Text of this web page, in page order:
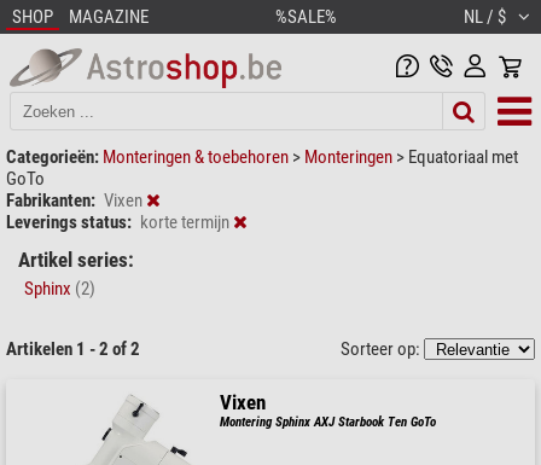
SHOP MAGAZINE %SALE% NL / $
Categorieën: Monteringen & toebehoren > Monteringen > Equatoriaal met
GoTo
Fabrikanten: Vixen
Leverings status: korte termijn
Artikel series:
Sphinx (2)
Artikelen 1 - 2 of 2 Sorteer op:
Vixen
Montering Sphinx AXJ Starbook Ten GoTo